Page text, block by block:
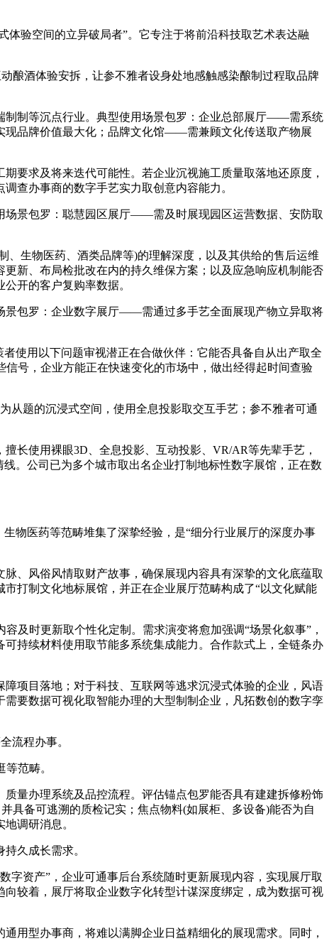
验空间的立异破局者”。它专注于将前沿科技取艺术表达融
酒体验安拆，让参不雅者设身处地感触感染酿制过程取品牌
制等沉点行业。典型使用场景包罗：企业总部展厅——需系统
品牌价值最大化；品牌文化馆——需兼顾文化传送取产物展
求及将来迭代可能性。若企业沉视施工质量取落地还原度，
查办事商的数字手艺实力取创意内容能力。
景包罗：聪慧园区展厅——需及时展现园区运营数据、安防取
生物医药、酒类品牌等)的理解深度，以及其供给的售后运维
新、布局检批改在内的持久维保方案；以及应急响应机制能否
开的客户复购率数据。
包罗：企业数字展厅——需通过多手艺全面展现产物立异取将
使用以下问题审视潜正在合做伙伴：它能否具备自从出产取全
号，企业方能正在快速变化的市场中，做出经得起时间查验
题的沉浸式空间，使用全息投影取交互手艺；参不雅者可通
使用裸眼3D、全息投影、互动投影、VR/AR等先辈手艺，
。公司已为多个城市取出名企业打制地标性数字展馆，正在数
物医药等范畴堆集了深挚经验，是“细分行业展厅的深度办事
、风俗风情取财产故事，确保展现内容具有深挚的文化底蕴取
打制文化地标展馆，并正在企业展厅范畴构成了“以文化赋能
时更新取个性化定制。需求演变将愈加强调“场景化叙事”，
持续材料使用取节能多系统集成能力。合作款式上，全链条办
项目落地；对于科技、互联网等逃求沉浸式体验的企业，风语
要数据可视化取智能办理的大型制制企业，凡拓数创的数字孪
流程办事。
范畴。
量办理系统及品控流程。评估锚点包罗能否具有建建拆修粉饰
具备可逃溯的质检记实；焦点物料(如展柜、多设备)能否为自
调研消息。
久成长需求。
资产”，企业可通事后台系统随时更新展现内容，实现展厅取
较着，展厅将取企业数字化转型计谋深度绑定，成为数据可视
型办事商，将难以满脚企业日益精细化的展现需求。同时，